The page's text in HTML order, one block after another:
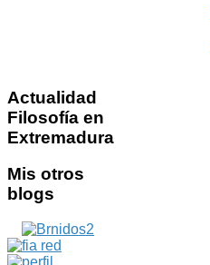
Actualidad
Filosofía en
Extremadura
Mis otros
blogs